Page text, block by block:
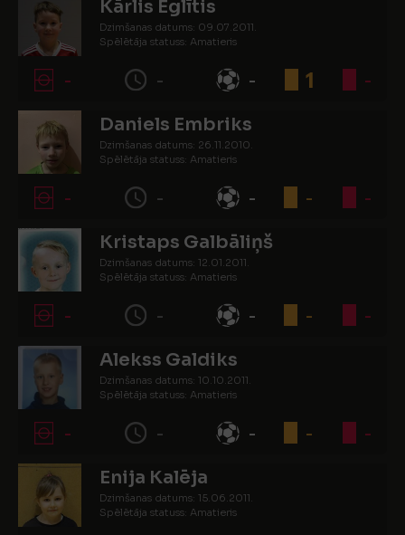
Kārlis Eglītis
Dzimšanas datums: 09.07.2011.
Spēlētāja statuss: Amatieris
- - - 1 -
Daniels Embriks
Dzimšanas datums: 26.11.2010.
Spēlētāja statuss: Amatieris
- - - - -
Kristaps Galbāliņš
Dzimšanas datums: 12.01.2011.
Spēlētāja statuss: Amatieris
- - - - -
Alekss Galdiks
Dzimšanas datums: 10.10.2011.
Spēlētāja statuss: Amatieris
- - - - -
Enija Kalēja
Dzimšanas datums: 15.06.2011.
Spēlētāja statuss: Amatieris